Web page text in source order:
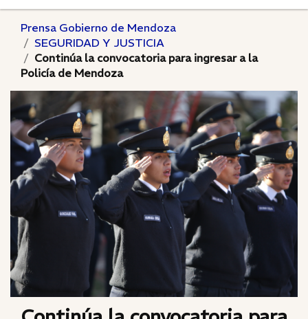
Prensa Gobierno de Mendoza
SEGURIDAD Y JUSTICIA
Continúa la convocatoria para ingresar a la
Policía de Mendoza